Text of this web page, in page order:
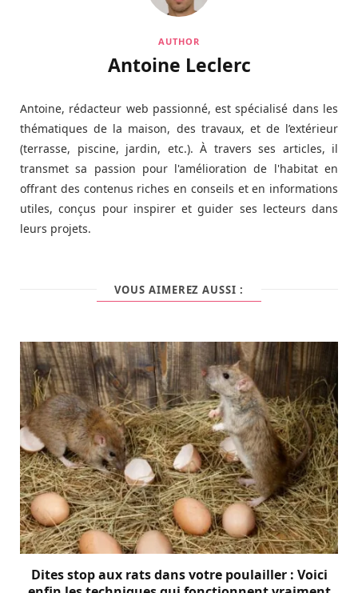
AUTHOR
Antoine Leclerc
Antoine, rédacteur web passionné, est spécialisé dans les
thématiques de la maison, des travaux, et de l’extérieur
(terrasse, piscine, jardin, etc.). À travers ses articles, il
transmet sa passion pour l'amélioration de l'habitat en
offrant des contenus riches en conseils et en informations
utiles, conçus pour inspirer et guider ses lecteurs dans
leurs projets.
VOUS AIMEREZ AUSSI :
Dites stop aux rats dans votre poulailler : Voici